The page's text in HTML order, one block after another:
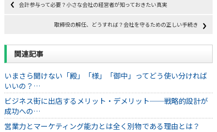
会計参与って必要？小さな会社の経営者が知っておきたい真実
取締役の解任、どうすれば？会社を守るための正しい手続き
関連記事
いまさら聞けない「殿」「様」「御中」ってどう使い分ければ
いいの？…
ビジネス街に出店するメリット・デメリット──戦略的設計が
成功への…
営業力とマーケティング能力とは全く別物である理由とは？